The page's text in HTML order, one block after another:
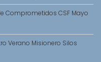
Comprometidos CSF Mayo
Verano Misionero Silos